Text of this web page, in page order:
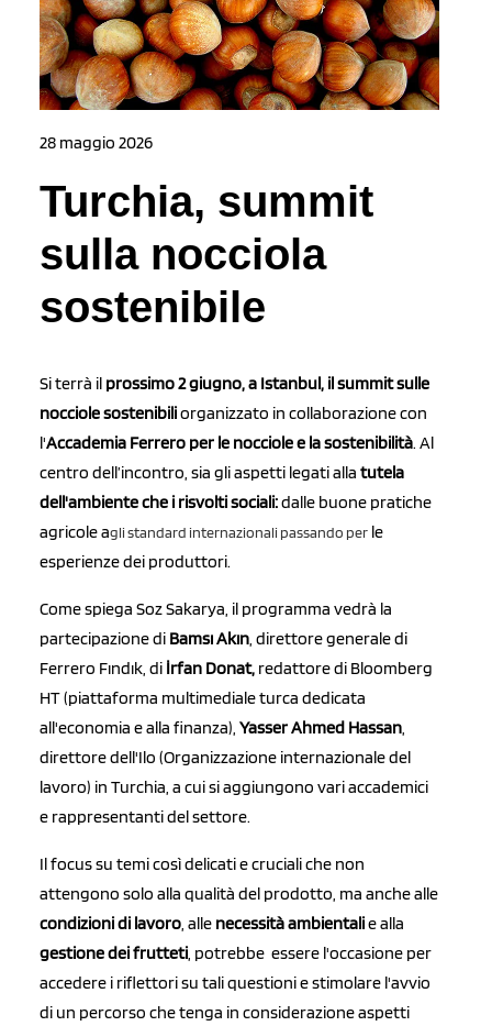
28 maggio 2026
Turchia, summit
sulla nocciola
sostenibile
Si terrà il prossimo 2 giugno, a Istanbul, ilsummit sulle
nocciole sostenibiliorganizzato in collaborazione con
l'Accademia Ferrero per le nocciole e la sostenibilità. Al
centro dell’incontro, sia gli aspetti legati alla tutela
dell'ambiente che i risvolti sociali:dalle buone pratiche
agricole agli standard internazionali passando per le
esperienze dei produttori.
Come spiega Soz Sakarya, il programma vedrà la
partecipazione di Bamsı Akın, direttore generale di
Ferrero Fındık, di İrfan Donat, redattore di Bloomberg
HT (piattaforma multimediale turca dedicata
all'economia e alla finanza), Yasser Ahmed Hassan,
direttore dell'Ilo (Organizzazione internazionale del
lavoro) in Turchia, a cui si aggiungono vari accademici
e rappresentanti del settore.
Il focus su temi così delicati e cruciali che non
attengono solo alla qualità del prodotto, ma anche alle
condizioni di lavoro, alle necessità ambientalie alla
gestione dei frutteti, potrebbe essere l'occasione per
accedere i riflettori su tali questioni e stimolare l'avvio
di un percorso che tenga in considerazione aspetti